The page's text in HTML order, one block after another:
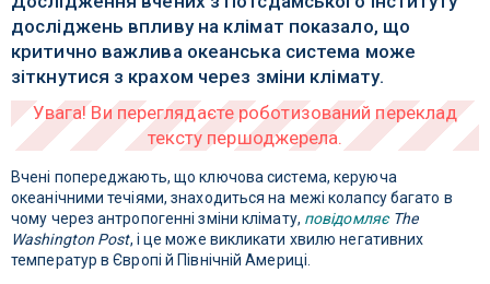
досліджень впливу на клімат показало, що
критично важлива океанська система може
зіткнутися з крахом через зміни клімату.
Вчені попереджають, що ключова система, керуюча
океанічними течіями, знаходиться на межі колапсу багато в
чому через антропогенні зміни клімату, повідомляє The
Washington Post, і це може викликати хвилю негативних
температур в Європі й Північній Америці.